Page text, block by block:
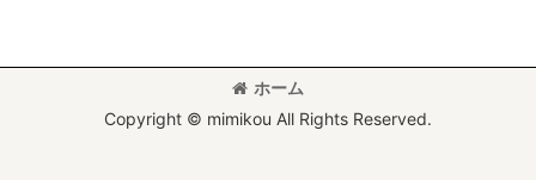
ホーム
Copyright © mimikou All Rights Reserved.